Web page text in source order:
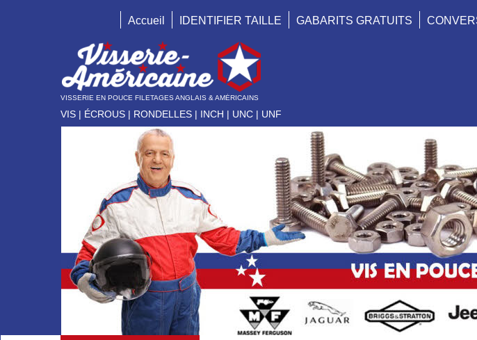
Accueil IDENTIFIER TAILLE GABARITS GRATUITS
VISSERIE EN POUCE FILETAGES ANGLAIS & AMÉRICAINS
VIS | ÉCROUS | RONDELLES | INCH | UNC | UNF